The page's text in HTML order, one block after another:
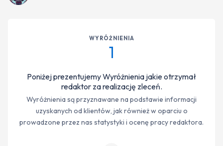
WYRÓŻNIENIA
1
Poniżej prezentujemy Wyróżnienia jakie otrzymał
redaktor za realizację zleceń.
Wyróżnienia są przyznawane na podstawie informacji
uzyskanych od klientów, jak również w oparciu o
prowadzone przez nas statystyki i ocenę pracy redaktora.